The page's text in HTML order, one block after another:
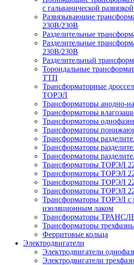
с гальванической развязкой
Развязывающие
230В/230В
Разделительные
Разделительные
230В/230В
Разделительный
Тороидальные
ТТП
Трансформаторные
ТОРЭЛ
Трансформаторы анодно-
Трансформаторы
Трансформаторы
Трансформаторы
Трансформаторы
Трансформаторы
Трансформаторы
Трансформаторы ТОРЭЛ
Трансформаторы ТОРЭЛ
Трансформаторы ТОРЭЛ
Трансформаторы ТОРЭЛ
Трансформаторы ТОРЭЛ с
изоляционным лаком
Трансформаторы
Трансформаторы
Ферритовые кольца
Электродвигатели
Электродвигатели
Электродвигатели